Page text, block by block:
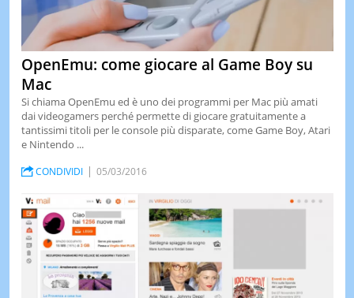
OpenEmu: come giocare al Game Boy su
Mac
Si chiama OpenEmu ed è uno dei programmi per Mac più amati
dai videogamers perché permette di giocare gratuitamente a
tantissimi titoli per le console più disparate, come Game Boy, Atari
e Nintendo ...
CONDIVIDI 05/03/2016